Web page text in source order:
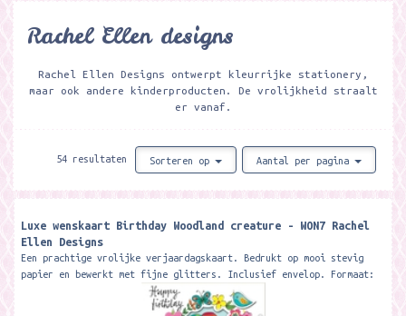
Rachel Ellen designs
Rachel Ellen Designs ontwerpt kleurrijke stationery,
maar ook andere kinderproducten. De vrolijkheid straalt
er vanaf.
54 resultaten Sorteren op Aantal per pagina
Luxe wenskaart Birthday Woodland creature - WON7 Rachel
Ellen Designs
Een prachtige vrolijke verjaardagskaart. Bedrukt op mooi stevig
papier en bewerkt met fijne glitters. Inclusief envelop. Formaat: